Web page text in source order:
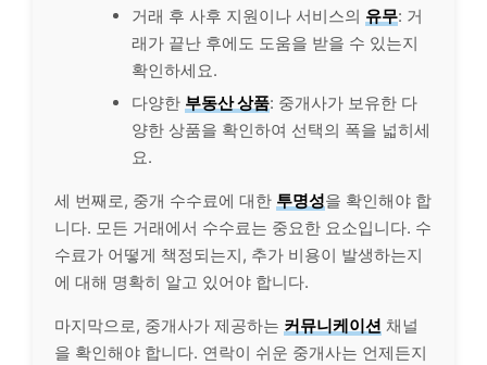
거래 후 사후 지원이나 서비스의 유무: 거
래가 끝난 후에도 도움을 받을 수 있는지
확인하세요.
다양한 부동산 상품: 중개사가 보유한 다
양한 상품을 확인하여 선택의 폭을 넓히세
요.
세 번째로, 중개 수수료에 대한 투명성을 확인해야 합
니다. 모든 거래에서 수수료는 중요한 요소입니다. 수
수료가 어떻게 책정되는지, 추가 비용이 발생하는지
에 대해 명확히 알고 있어야 합니다.
마지막으로, 중개사가 제공하는 커뮤니케이션 채널
을 확인해야 합니다. 연락이 쉬운 중개사는 언제든지